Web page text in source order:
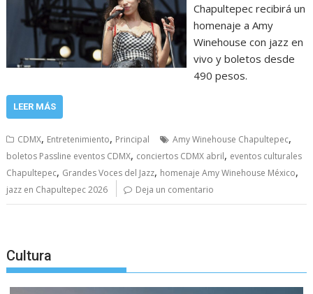
Chapultepec recibirá un
homenaje a Amy
Winehouse con jazz en
vivo y boletos desde
490 pesos.
LEER MÁS
CDMX, Entretenimiento, Principal Amy Winehouse Chapultepec,
boletos Passline eventos CDMX, conciertos CDMX abril, eventos culturales
Chapultepec, Grandes Voces del Jazz, homenaje Amy Winehouse México,
jazz en Chapultepec 2026 Deja un comentario
Cultura